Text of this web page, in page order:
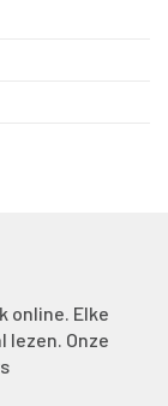
online. Elke
lezen. Onze